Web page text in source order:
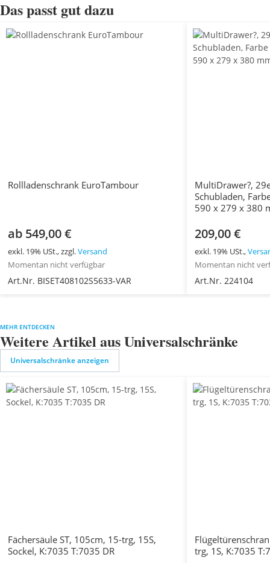
Das passt gut dazu
Rollladenschrank EuroTambour
ab 549,00 €
exkl. 19% USt., zzgl.Versand
Momentan nicht verfügbar
Art.Nr. BISET408102S5633-VAR
MultiDrawer?,
Schubladen,
590 x 279 x 380
209,00 €
exkl. 19% USt.,
Momentan nicht
Art.Nr. 224104
MEHR ENTDECKEN
Weitere Artikel aus Universalschränke
Universalschränke anzeigen
Fächersäule ST, 105cm, 15-trg, 15S,
Sockel, K:7035 T:7035 DR
trg, 1S, K:7035